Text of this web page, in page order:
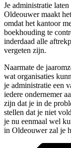
Je administratie
Oldeouwer maakt
omdat het kantoor
boekhouding te
inderdaad alle
vergeten zijn.
Naarmate de
wat organisaties
je administratie een
iedere ondernemer
zijn dat je in de
stellen dat je niet
je nu eenmaal wel
in Oldeouwer zal je